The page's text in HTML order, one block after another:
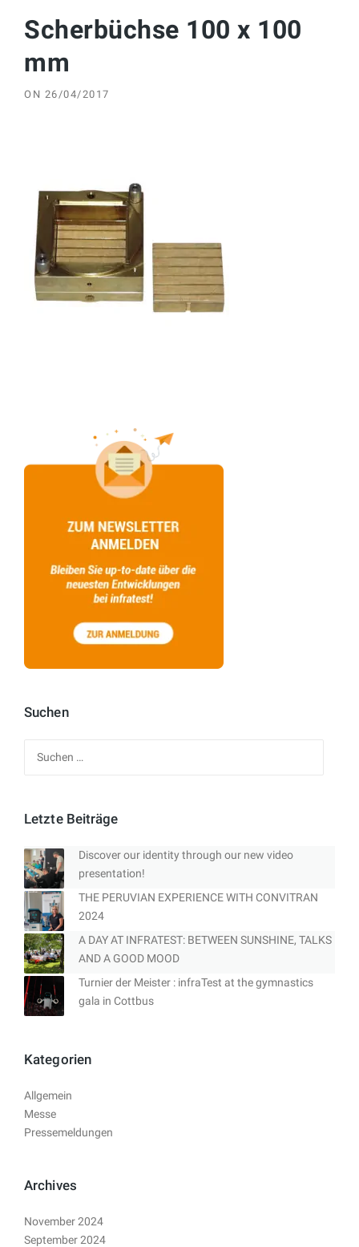
Scherbüchse 100 x 100
mm
ON 26/04/2017
Suchen
Letzte Beiträge
Discover our identity through our new video
presentation!
THE PERUVIAN EXPERIENCE WITH CONVITRAN
2024
A DAY AT INFRATEST: BETWEEN SUNSHINE, TALKS
AND A GOOD MOOD
Turnier der Meister : infraTest at the gymnastics
gala in Cottbus
Kategorien
Allgemein
Messe
Pressemeldungen
Archives
November 2024
September 2024